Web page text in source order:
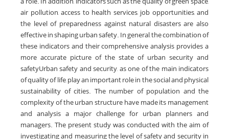
air pollution, access to health services, job opportunities, and
the level of preparedness against natural disasters are also
effective in shaping urban safety. In general, the combination of
these indicators and their comprehensive analysis provides a
more accurate picture of the state of urban security and
safetyUrban safety and security, as one of the main indicators
of quality of life, play an important role in the social and physical
sustainability of cities. The number of population and the
complexity of the urban structure have made its management
and analysis a major challenge for urban planners and
managers. The present study was conducted with the aim of
investigating and measuring the level of safety and security in